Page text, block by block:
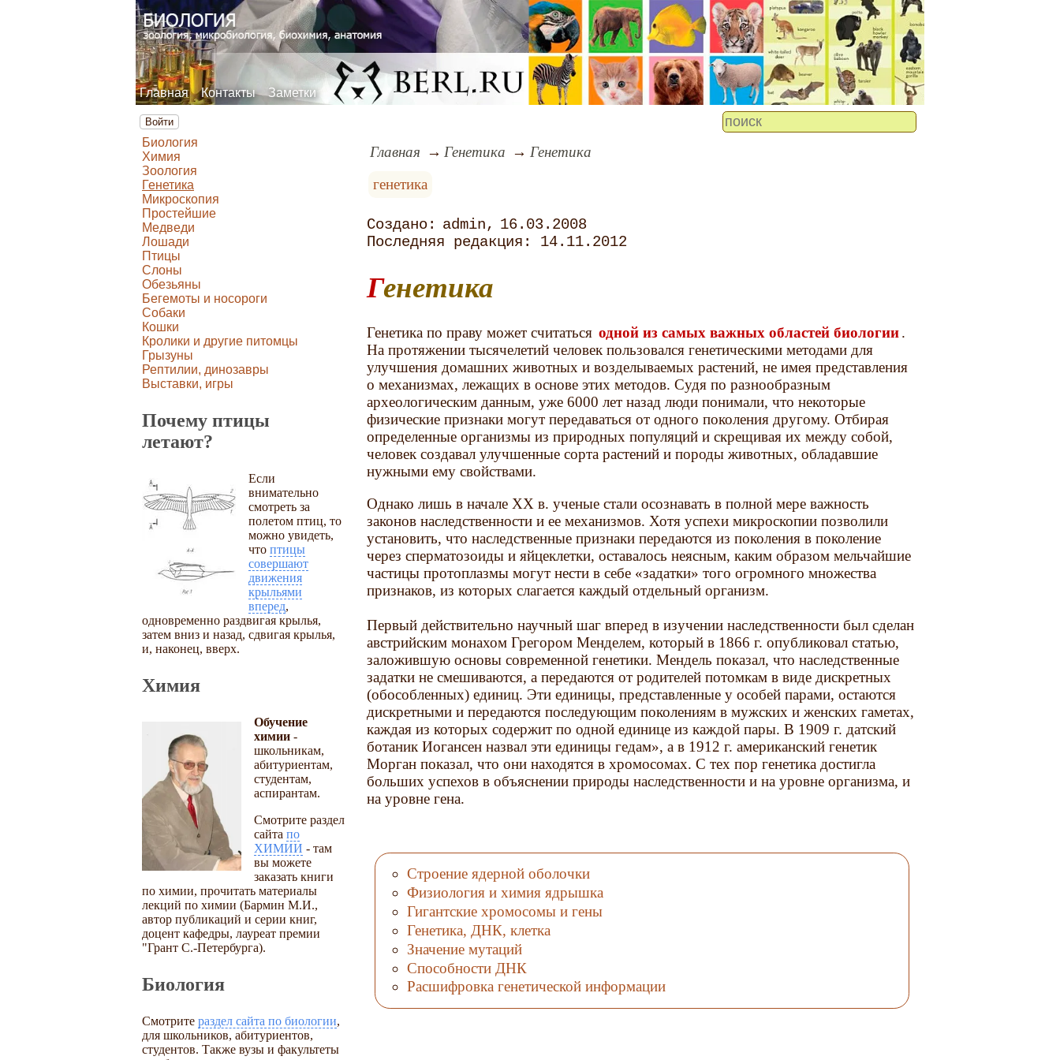
Главная Контакты Заметки
Войти
Биология
Химия
Зоология
Генетика
Микроскопия
Простейшие
Медведи
Лошади
Птицы
Слоны
Обезьяны
Бегемоты и носороги
Собаки
Кошки
Кролики и другие питомцы
Грызуны
Рептилии, динозавры
Выставки, игры
Почему птицы
летают?
Если
внимательно
смотреть за
полетом птиц, то
можно увидеть,
что птицы
совершают
движения
крыльями
вперед,
одновременно раздвигая крылья,
затем вниз и назад, сдвигая крылья,
и, наконец, вверх.
Химия
Обучение
химии -
школьникам,
абитуриентам,
студентам,
аспирантам.
Смотрите раздел
сайта по
ХИМИИ - там
вы можете
заказать книги
по химии, прочитать материалы
лекций по химии (Бармин М.И.,
автор публикаций и серии книг,
доцент кафедры, лауреат премии
"Грант С.-Петербурга).
Биология
Смотрите раздел сайта по биологии,
для школьников, абитуриентов,
студентов. Также вузы и факультеты
Главная Генетика
Генетика
генетика
admin
16.03.2008
14.11.2012
Генетика
Генетика по праву может считаться одной из самых важных областей биологии.
На протяжении тысячелетий человек пользовался генетическими методами для
улучшения домашних животных и возделываемых растений, не имея представления
о механизмах, лежащих в основе этих методов. Судя по разнообразным
археологическим данным, уже 6000 лет назад люди понимали, что некоторые
физические признаки могут передаваться от одного поколения другому. Отбирая
определенные организмы из природных популяций и скрещивая их между собой,
человек создавал улучшенные сорта растений и породы животных, обладавшие
нужными ему свойствами.
Однако лишь в начале XX в. ученые стали осознавать в полной мере важность
законов наследственности и ее механизмов. Хотя успехи микроскопии позволили
установить, что наследственные признаки передаются из поколения в поколение
через сперматозоиды и яйцеклетки, оставалось неясным, каким образом мельчайшие
частицы протоплазмы могут нести в себе «задатки» того огромного множества
признаков, из которых слагается каждый отдельный организм.
Первый действительно научный шаг вперед в изучении наследственности был сделан
австрийским монахом Грегором Менделем, который в 1866 г. опубликовал статью,
заложившую основы современной генетики. Мендель показал, что наследственные
задатки не смешиваются, а передаются от родителей потомкам в виде дискретных
(обособленных) единиц. Эти единицы, представленные у особей парами, остаются
дискретными и передаются последующим поколениям в мужских и женских гаметах,
каждая из которых содержит по одной единице из каждой пары. В 1909 г. датский
ботаник Иогансен назвал эти единицы гедам», а в 1912 г. американский генетик
Морган показал, что они находятся в хромосомах. С тех пор генетика достигла
больших успехов в объяснении природы наследственности и на уровне организма, и
на уровне гена.
Строение ядерной оболочки
Физиология и химия ядрышка
Гигантские хромосомы и гены
Генетика, ДНК, клетка
Значение мутаций
Способности ДНК
Расшифровка генетической информации